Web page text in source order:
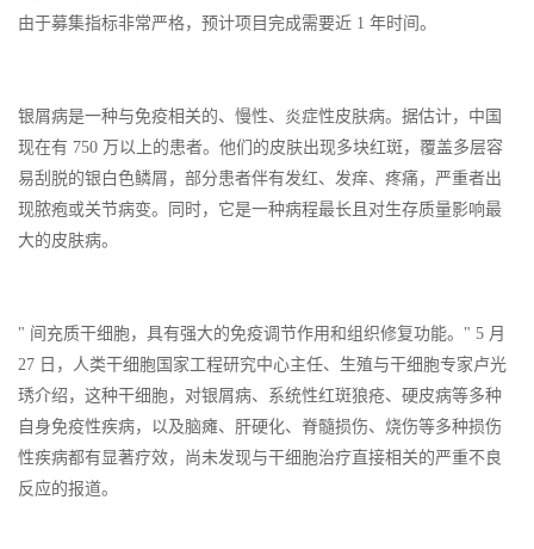
由于募集指标非常严格，预计项目完成需要近 1 年时间。
银屑病是一种与免疫相关的、慢性、炎症性皮肤病。据估计，中国
现在有 750 万以上的患者。他们的皮肤出现多块红斑，覆盖多层容
易刮脱的银白色鳞屑，部分患者伴有发红、发痒、疼痛，严重者出
现脓疱或关节病变。同时，它是一种病程最长且对生存质量影响最
大的皮肤病。
" 间充质干细胞，具有强大的免疫调节作用和组织修复功能。" 5 月
27 日，人类干细胞国家工程研究中心主任、生殖与干细胞专家卢光
琇介绍，这种干细胞，对银屑病、系统性红斑狼疮、硬皮病等多种
自身免疫性疾病，以及脑瘫、肝硬化、脊髓损伤、烧伤等多种损伤
性疾病都有显著疗效，尚未发现与干细胞治疗直接相关的严重不良
反应的报道。